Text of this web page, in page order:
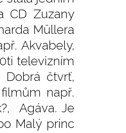
CD Zuzany
Müllera
Akvabely,
televizním
Dobrá čtvrť,
např.
Agáva. Je
Malý princ